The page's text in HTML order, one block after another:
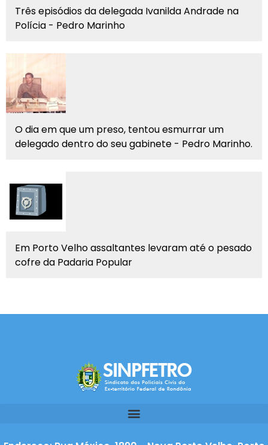
Três episódios da delegada Ivanilda Andrade na
Polícia - Pedro Marinho
O dia em que um preso, tentou esmurrar um
delegado dentro do seu gabinete - Pedro Marinho.
Em Porto Velho assaltantes levaram até o pesado
cofre da Padaria Popular